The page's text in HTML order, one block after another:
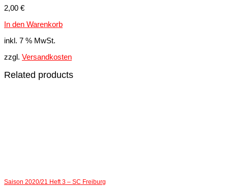
2,00 €
In den Warenkorb
inkl. 7 % MwSt.
zzgl. Versandkosten
Related products
Saison 2020/21 Heft 3 – SC Freiburg